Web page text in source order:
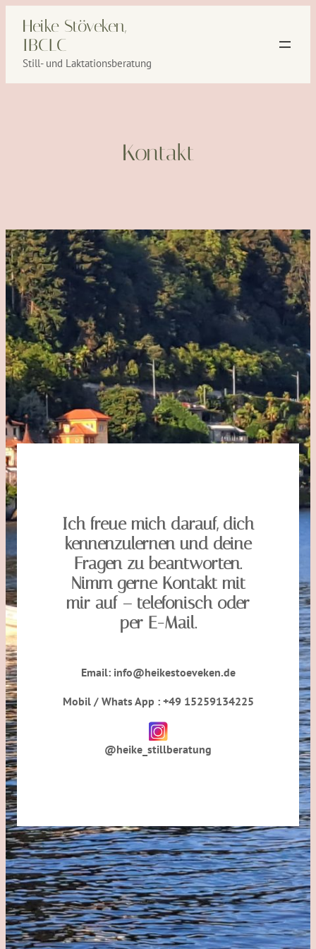
Inhalt
springen
Heike Stöveken,
IBCLC
Still- und Laktationsberatung
Kontakt
Ich freue mich darauf, dich
kennenzulernen und deine
Fragen zu beantworten.
Nimm gerne Kontakt mit
mir auf – telefonisch oder
per E-Mail.
Email: info@heikestoeveken.de
Mobil / Whats App : +49 15259134225
@heike_stillberatung